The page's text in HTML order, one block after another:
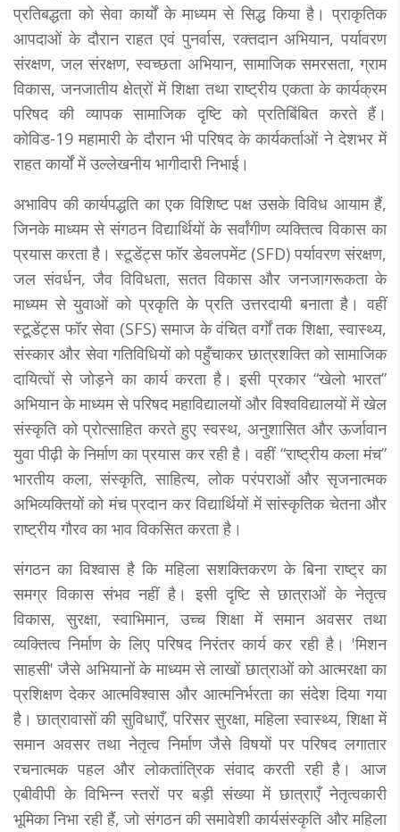
प्रतिबद्धता को सेवा कार्यों के माध्यम से सिद्ध किया है। प्राकृतिक
आपदाओं के दौरान राहत एवं पुनर्वास, रक्तदान अभियान, पर्यावरण
संरक्षण, जल संरक्षण, स्वच्छता अभियान, सामाजिक समरसता, ग्राम
विकास, जनजातीय क्षेत्रों में शिक्षा तथा राष्ट्रीय एकता के कार्यक्रम
परिषद की व्यापक सामाजिक दृष्टि को प्रतिबिंबित करते हैं।
कोविड-19 महामारी के दौरान भी परिषद के कार्यकर्ताओं ने देशभर में
राहत कार्यों में उल्लेखनीय भागीदारी निभाई।
अभाविप की कार्यपद्धति का एक विशिष्ट पक्ष उसके विविध आयाम हैं,
जिनके माध्यम से संगठन विद्यार्थियों के सर्वांगीण व्यक्तित्व विकास का
प्रयास करता है। स्टूडेंट्स फॉर डेवलपमेंट (SFD) पर्यावरण संरक्षण,
जल संवर्धन, जैव विविधता, सतत विकास और जनजागरूकता के
माध्यम से युवाओं को प्रकृति के प्रति उत्तरदायी बनाता है। वहीं
स्टूडेंट्स फॉर सेवा (SFS) समाज के वंचित वर्गों तक शिक्षा, स्वास्थ्य,
संस्कार और सेवा गतिविधियों को पहुँचाकर छात्रशक्ति को सामाजिक
दायित्वों से जोड़ने का कार्य करता है। इसी प्रकार “खेलो भारत”
अभियान के माध्यम से परिषद महाविद्यालयों और विश्वविद्यालयों में खेल
संस्कृति को प्रोत्साहित करते हुए स्वस्थ, अनुशासित और ऊर्जावान
युवा पीढ़ी के निर्माण का प्रयास कर रही है। वहीं “राष्ट्रीय कला मंच”
भारतीय कला, संस्कृति, साहित्य, लोक परंपराओं और सृजनात्मक
अभिव्यक्तियों को मंच प्रदान कर विद्यार्थियों में सांस्कृतिक चेतना और
राष्ट्रीय गौरव का भाव विकसित करता है।
संगठन का विश्वास है कि महिला सशक्तिकरण के बिना राष्ट्र का
समग्र विकास संभव नहीं है। इसी दृष्टि से छात्राओं के नेतृत्व
विकास, सुरक्षा, स्वाभिमान, उच्च शिक्षा में समान अवसर तथा
व्यक्तित्व निर्माण के लिए परिषद निरंतर कार्य कर रही है। 'मिशन
साहसी' जैसे अभियानों के माध्यम से लाखों छात्राओं को आत्मरक्षा का
प्रशिक्षण देकर आत्मविश्वास और आत्मनिर्भरता का संदेश दिया गया
है। छात्रावासों की सुविधाएँ, परिसर सुरक्षा, महिला स्वास्थ्य, शिक्षा में
समान अवसर तथा नेतृत्व निर्माण जैसे विषयों पर परिषद लगातार
रचनात्मक पहल और लोकतांत्रिक संवाद करती रही है। आज
एबीवीपी के विभिन्न स्तरों पर बड़ी संख्या में छात्राएँ नेतृत्वकारी
भूमिका निभा रही हैं, जो संगठन की समावेशी कार्यसंस्कृति और महिला